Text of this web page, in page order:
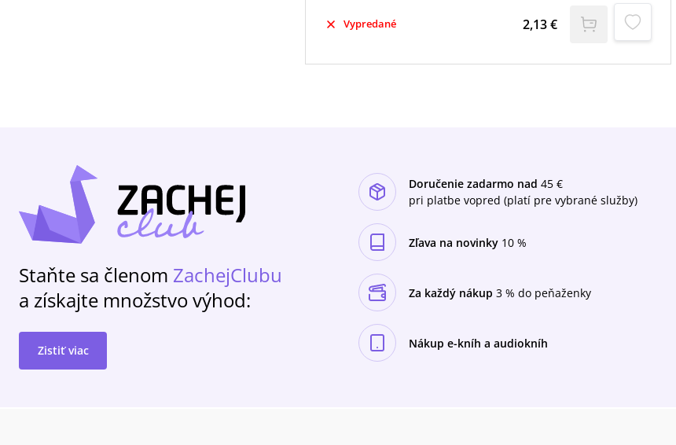
Dcér kresťanskej lásky sv. Vincenta de Paul sa
venovala štúdiu dejín svojej spoločnosti, zvlášť
životu a spiritualite zakladateľky rehole svätej
Vypredané 2,13 €
Staňte sa členom ZachejClubu
a získajte množstvo výhod:
Zistiť viac
Doručenie zadarmo nad 45 €
pri platbe vopred (platí pre vybrané služby)
Zľava na novinky 10 %
Za každý nákup 3 % do peňaženky
Nákup e-kníh a audiokníh